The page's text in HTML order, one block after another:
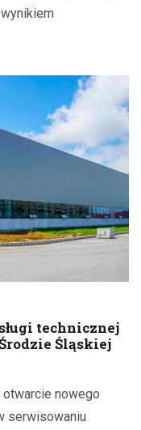
technicznej
Śląskiej
otwarcie nowego
serwisowaniu